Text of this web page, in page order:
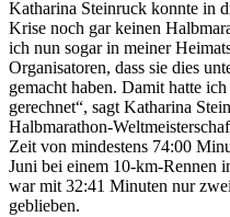
Katharina Steinruck konnte in
Krise noch gar keinen
ich nun sogar in meiner
Organisatoren, dass sie dies
gemacht haben. Damit hatte
gerechnet“, sagt Katharina
Halbmarathon-
Zeit von mindestens 74:00
Juni bei einem 10-km-Rennen
war mit 32:41 Minuten nur
geblieben.